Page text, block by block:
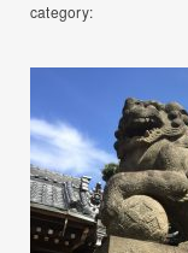
category: